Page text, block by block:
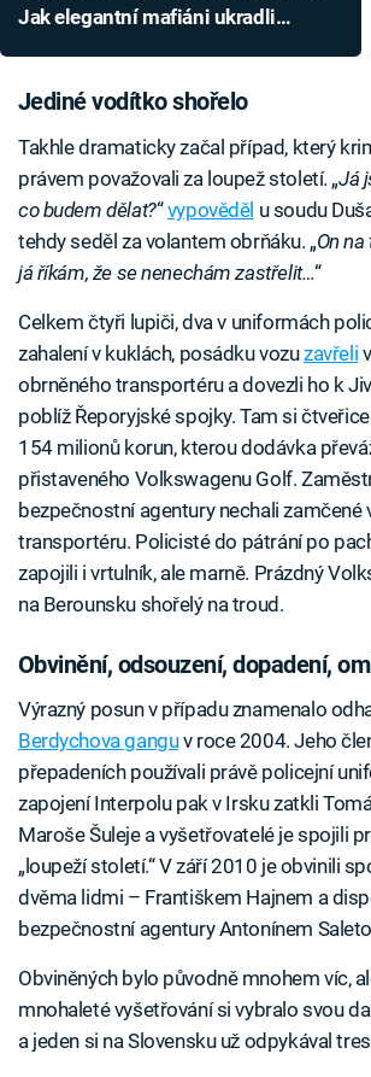
Jak elegantní mafiáni ukradli
Jediné vodítko shořelo
Takhle dramaticky začal případ, který
právem považovali za loupež století. „Já
co budem dělat?“vypověděl u soudu
tehdy seděl za volantem obrňáku. „On
já říkám, že se nenechám zastřelit…“
Celkem čtyři lupiči, dva v uniformách
zahalení v kuklách, posádku vozuzavřeli
obrněného transportéru a dovezli ho k
poblíž Řeporyjské spojky. Tam si
154 milionů korun, kterou dodávka
přistaveného Volkswagenu Golf.
bezpečnostní agentury nechali zamčené
transportéru. Policisté do pátrání po
zapojili i vrtulník, ale marně. Prázdný
na Berounsku shořelý na troud.
Obvinění, odsouzení, dopadení,
Výrazný posun v případu znamenalo
Berdychova ganguv roce 2004. Jeho
přepadeních používali právě policejní
zapojení Interpolu pak v Irsku zatkli
Maroše Šuleje a vyšetřovatelé je spojili
„loupeží století.“ V září 2010 je obvinili
dvěma lidmi – Františkem Hajnem a
bezpečnostní agentury Antonínem
Obviněných bylo původně mnohem víc,
mnohaleté vyšetřování si vybralo svou
a jeden si na Slovensku už odpykával